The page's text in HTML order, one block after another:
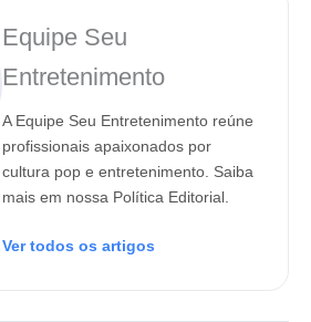
Equipe Seu
Entretenimento
A Equipe Seu Entretenimento reúne
profissionais apaixonados por
cultura pop e entretenimento. Saiba
mais em nossa Política Editorial.
Ver todos os artigos